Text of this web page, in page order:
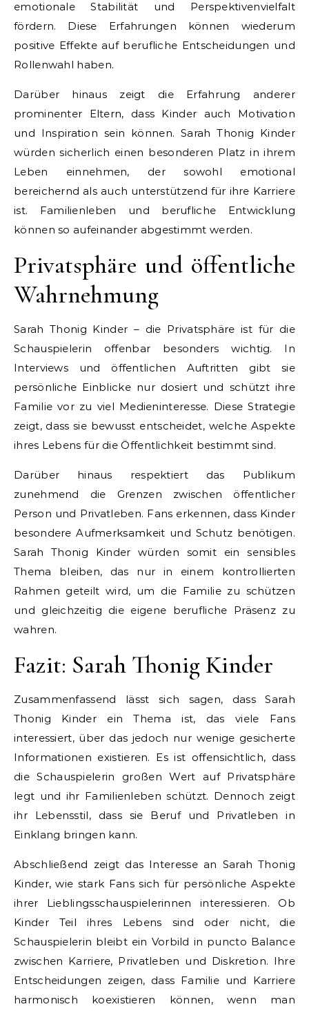
emotionale Stabilität und Perspektivenvielfalt
fördern. Diese Erfahrungen können wiederum
positive Effekte auf berufliche Entscheidungen und
Rollenwahl haben.
Darüber hinaus zeigt die Erfahrung anderer
prominenter Eltern, dass Kinder auch Motivation
und Inspiration sein können. Sarah Thonig Kinder
würden sicherlich einen besonderen Platz in ihrem
Leben einnehmen, der sowohl emotional
bereichernd als auch unterstützend für ihre Karriere
ist. Familienleben und berufliche Entwicklung
können so aufeinander abgestimmt werden.
Privatsphäre und öffentliche
Wahrnehmung
Sarah Thonig Kinder – die Privatsphäre ist für die
Schauspielerin offenbar besonders wichtig. In
Interviews und öffentlichen Auftritten gibt sie
persönliche Einblicke nur dosiert und schützt ihre
Familie vor zu viel Medieninteresse. Diese Strategie
zeigt, dass sie bewusst entscheidet, welche Aspekte
ihres Lebens für die Öffentlichkeit bestimmt sind.
Darüber hinaus respektiert das Publikum
zunehmend die Grenzen zwischen öffentlicher
Person und Privatleben. Fans erkennen, dass Kinder
besondere Aufmerksamkeit und Schutz benötigen.
Sarah Thonig Kinder würden somit ein sensibles
Thema bleiben, das nur in einem kontrollierten
Rahmen geteilt wird, um die Familie zu schützen
und gleichzeitig die eigene berufliche Präsenz zu
wahren.
Fazit: Sarah Thonig Kinder
Zusammenfassend lässt sich sagen, dass Sarah
Thonig Kinder ein Thema ist, das viele Fans
interessiert, über das jedoch nur wenige gesicherte
Informationen existieren. Es ist offensichtlich, dass
die Schauspielerin großen Wert auf Privatsphäre
legt und ihr Familienleben schützt. Dennoch zeigt
ihr Lebensstil, dass sie Beruf und Privatleben in
Einklang bringen kann.
Abschließend zeigt das Interesse an Sarah Thonig
Kinder, wie stark Fans sich für persönliche Aspekte
ihrer Lieblingsschauspielerinnen interessieren. Ob
Kinder Teil ihres Lebens sind oder nicht, die
Schauspielerin bleibt ein Vorbild in puncto Balance
zwischen Karriere, Privatleben und Diskretion. Ihre
Entscheidungen zeigen, dass Familie und Karriere
harmonisch koexistieren können, wenn man